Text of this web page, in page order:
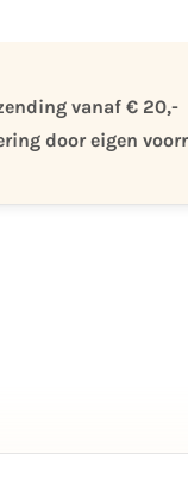
vanaf € 20,-
door eigen